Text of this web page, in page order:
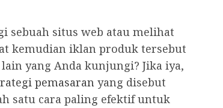
sebuah situs web atau melihat
kemudian iklan produk tersebut
yang Anda kunjungi? Jika iya,
pemasaran yang disebut
satu cara paling efektif untuk